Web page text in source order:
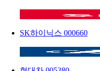
SK하이닉스 000660